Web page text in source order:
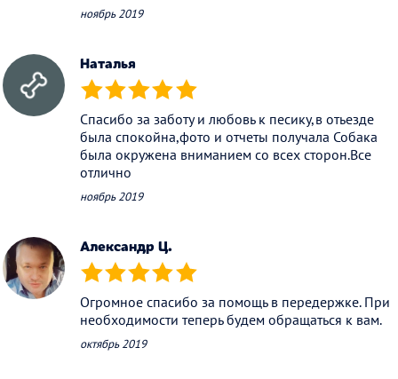
ноябрь 2019
Наталья
(*) (*) (*) (*) (*)
Спасибо за заботу и любовь к песику,в отьезде
была спокойна,фото и отчеты получала Собака
была окружена вниманием со всех сторон.Все
отлично
ноябрь 2019
Александр Ц.
(*) (*) (*) (*) (*)
Огромное спасибо за помощь в передержке. При
необходимости теперь будем обращаться к вам.
октябрь 2019